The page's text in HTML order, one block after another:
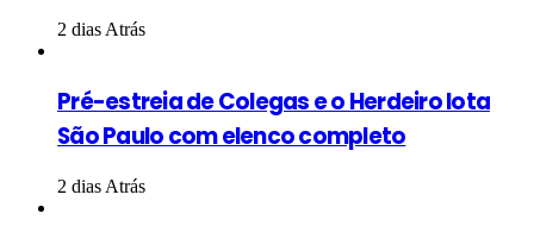
2 dias Atrás
Pré-estreia de Colegas e o Herdeiro lota
São Paulo com elenco completo
2 dias Atrás